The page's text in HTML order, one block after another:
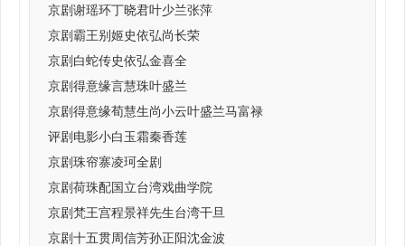
京剧谢瑶环丁晓君叶少兰张萍
京剧霸王别姬史依弘尚长荣
京剧白蛇传史依弘金喜全
京剧得意缘言慧珠叶盛兰
京剧得意缘荀慧生尚小云叶盛兰马富禄
评剧电影小白玉霜秦香莲
京剧珠帘寨凌珂全剧
京剧荷珠配国立台湾戏曲学院
京剧梵王宫程景祥先生台湾干旦
京剧十五贯周信芳孙正阳沈金波